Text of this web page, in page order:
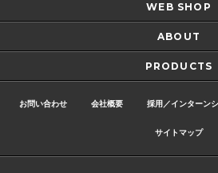
WEB SHOP
ABOUT
PRODUCTS
お問い合わせ 会社概要 採用／インターン
サイトマップ